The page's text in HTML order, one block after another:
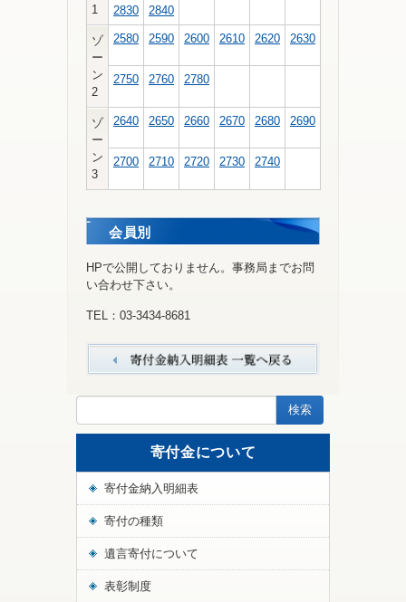
1
2830
2840
ゾ
ー
ン
2
2580 2590 2600 2610 2620 2630
2750 2760 2780
ゾ
ー
ン
3
2640 2650 2660 2670 2680 2690
2700 2710 2720 2730 2740
会員別
HPで公開しておりません。事務局までお問
い合わせ下さい。
TEL：03-3434-8681
寄付金について
寄付金納入明細表
寄付の種類
遺言寄付について
表彰制度